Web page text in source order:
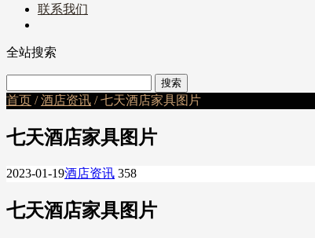
联系我们
全站搜索
首页 /酒店资讯 / 七天酒店家具图片
七天酒店家具图片
2023-01-19酒店资讯 358
七天酒店家具图片